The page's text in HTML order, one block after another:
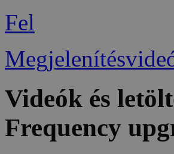
Fel
Videók és
Frequency